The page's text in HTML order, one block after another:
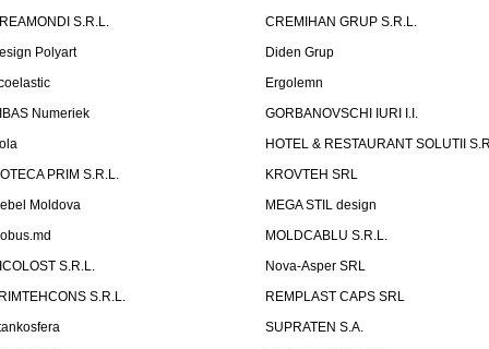
S.R.L.
CREMIHAN GRUP S.R.L.
Polyart
Diden Grup
Ergolemn
Numeriek
GORBANOVSCHI IURI I.I.
HOTEL & RESTAURANT SOLUTII
PRIM S.R.L.
KROVTEH SRL
Moldova
MEGA STIL design
MOLDCABLU S.R.L.
S.R.L.
Nova-Asper SRL
S.R.L.
REMPLAST CAPS SRL
SUPRATEN S.A.